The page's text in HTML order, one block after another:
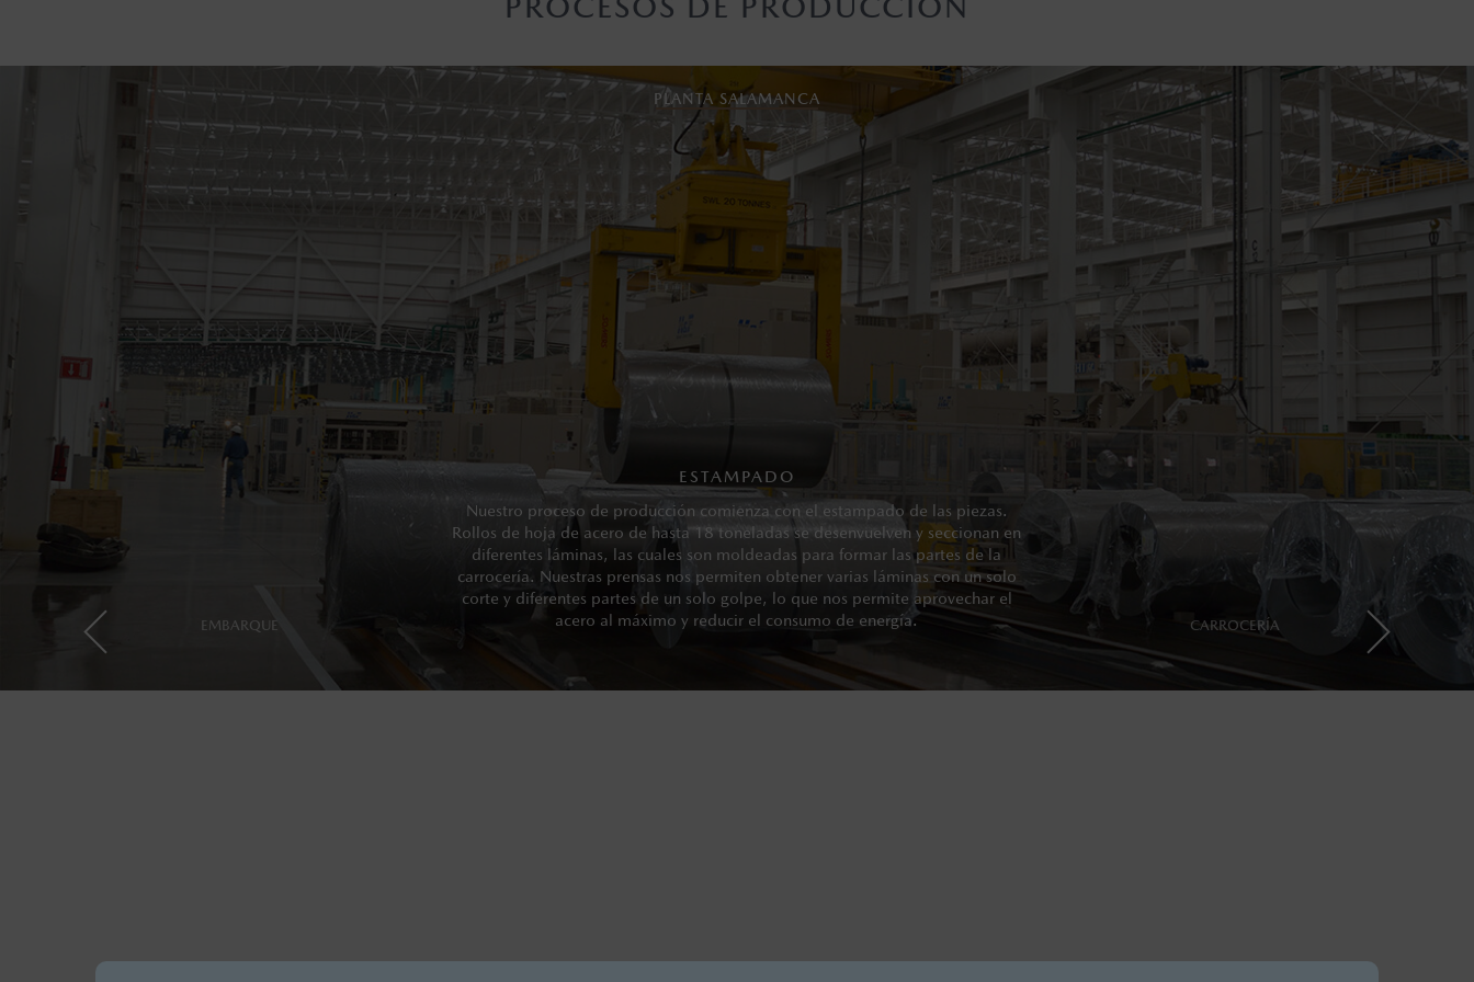
PLANTA SALAMANCA
ESTAMPADO
Nuestro proceso de producción comienza con el estampado de las piezas.
Rollos de hoja de acero de hasta 18 toneladas se desenvuelven y seccionan en
diferentes láminas, las cuales son moldeadas para formar las partes de la
carrocería. Nuestras prensas nos permiten obtener varias láminas con un solo
corte y diferentes partes de un solo golpe, lo que nos permite aprovechar el
acero al máximo y reducir el consumo de energía.
CARROCERÍA
EMBARQUE